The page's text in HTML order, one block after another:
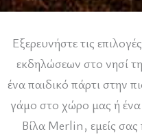
Εξερευνήστε τις
εκδηλώσεων στο νησί
ένα παιδικό πάρτι στην
γάμο στο χώρο μας ή
Βίλα Merlin, εμείς σας